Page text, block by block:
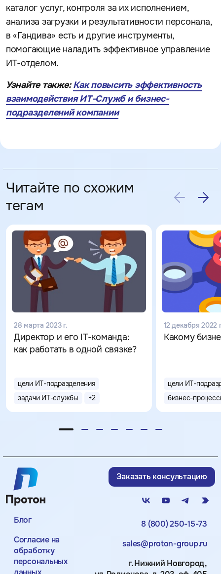
каталог услуг, контроля за их исполнением,
анализа загрузки и результативности персонала,
в «Гандива» есть и другие инструменты,
помогающие наладить эффективное управление
ИТ-отделом.
Узнайте также:Как повысить эффективность
взаимодействия ИТ-Служб и бизнес-
подразделений компании
Читайте по схожим
тегам
28 марта 2023 г.
Директор и его IT-команда:
как работать в одной связке?
цели ИТ-подразделения
задачи ИТ-службы
+2
12 декабря 2022
Какому
цели ИТ-
бизнес-
Блог
Согласие на
обработку
персональных
8 (800) 250-15-73
sales@proton-group.ru
г. Нижний Новгород,
Заказать консультацию